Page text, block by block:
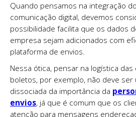
Quando pensamos na integração
comunicação digital, devemos
possibilidade facilita que os dados
empresa sejam adicionados com
plataforma de envios.
Nessa ótica, pensar na logística
boletos, por exemplo, não deve ser
dissociada da importância da
envios, já que é comum que os
atenção para mensagens